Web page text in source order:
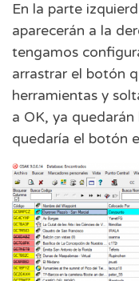
En la parte
aparecerán a la
tengamos
arrastrar el botón
herramientas y
a OK, ya
quedaría el botón